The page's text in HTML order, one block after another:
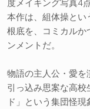
度メイキング写真4
本作は、組体操と
根底を、コミカルか
ンメントだ。
物語の主人公・愛を
引っ込み思案な高
ド」という集団怪